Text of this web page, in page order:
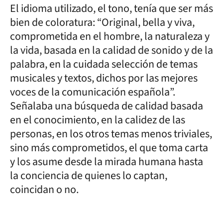
El idioma utilizado, el tono, tenía que ser más
bien de coloratura: “Original, bella y viva,
comprometida en el hombre, la naturaleza y
la vida, basada en la calidad de sonido y de la
palabra, en la cuidada selección de temas
musicales y textos, dichos por las mejores
voces de la comunicación española”.
Señalaba una búsqueda de calidad basada
en el conocimiento, en la calidez de las
personas, en los otros temas menos triviales,
sino más comprometidos, el que toma carta
y los asume desde la mirada humana hasta
la conciencia de quienes lo captan,
coincidan o no.